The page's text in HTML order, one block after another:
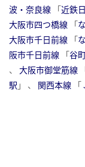
波・奈良線 「近鉄
大阪市四つ橋線 「
大阪市千日前線 「
阪市千日前線 「谷
、 大阪市御堂筋線
駅 」 、 関西本線 「